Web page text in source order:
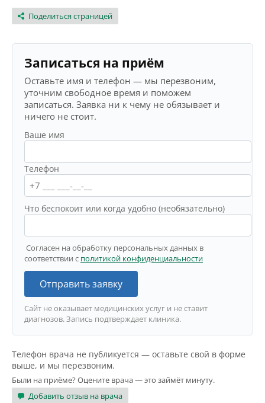
Поделиться страницей
Записаться на приём
Оставьте имя и телефон — мы перезвоним,
уточним свободное время и поможем
записаться. Заявка ни к чему не обязывает и
ничего не стоит.
Ваше имя
Телефон
Что беспокоит или когда удобно (необязательно)
Согласен на обработку персональных данных в
соответствии с политикой конфиденциальности
Отправить заявку
Сайт не оказывает медицинских услуг и не ставит
диагнозов. Запись подтверждает клиника.
Телефон врача не публикуется — оставьте свой в форме
выше, и мы перезвоним.
Были на приёме? Оцените врача — это займёт минуту.
Добавить отзыв на врача